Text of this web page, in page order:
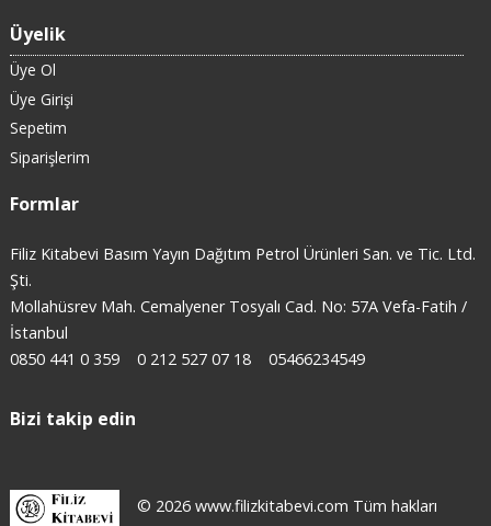
Üyelik
Üye Ol
Üye Girişi
Sepetim
Siparişlerim
Formlar
Filiz Kitabevi Basım Yayın Dağıtım Petrol Ürünleri San. ve Tic. Ltd.
Şti.
Mollahüsrev Mah. Cemalyener Tosyalı Cad. No: 57A Vefa-Fatih /
İstanbul
0850 441 0 359
0 212 527 07 18 05466234549
Bizi takip edin
© 2026 www.filizkitabevi.com Tüm hakları